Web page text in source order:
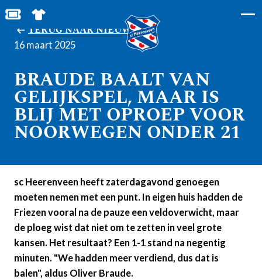
BESTEL JOUW TICKETS
SHOP IN DE FEANSTORE
TERUG NAAR NIEUWS
16 maart 2025
BRAUDE BAALT VAN
GELIJKSPEL, MAAR IS
BLIJ MET OPROEP VOOR
NOORWEGEN ONDER 21
sc Heerenveen heeft zaterdagavond genoegen
moeten nemen met een punt. In eigen huis hadden de
Friezen vooral na de pauze een veldoverwicht, maar
de ploeg wist dat niet om te zetten in veel grote
kansen. Het resultaat? Een 1-1 stand na negentig
minuten. "We hadden meer verdiend, dus dat is
balen", aldus Oliver Braude.